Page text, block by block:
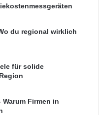
du regional wirklich
für solide
Firmen in